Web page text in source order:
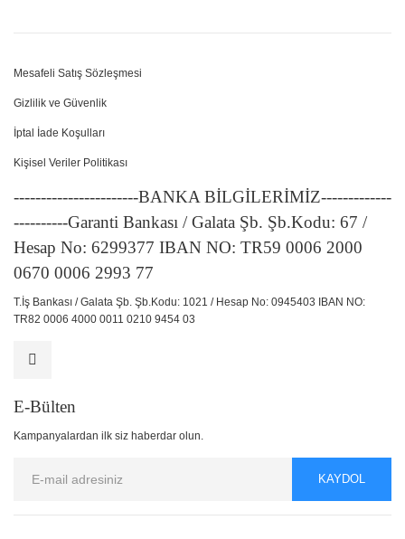
Mesafeli Satış Sözleşmesi
Gizlilik ve Güvenlik
İptal İade Koşulları
Kişisel Veriler Politikası
-----------------------BANKA BİLGİLERİMİZ-------------
----------Garanti Bankası / Galata Şb. Şb.Kodu: 67 /
Hesap No: 6299377 IBAN NO: TR59 0006 2000
0670 0006 2993 77
T.İş Bankası / Galata Şb. Şb.Kodu: 1021 / Hesap No: 0945403 IBAN NO:
TR82 0006 4000 0011 0210 9454 03
E-Bülten
Kampanyalardan ilk siz haberdar olun.
KAYDOL